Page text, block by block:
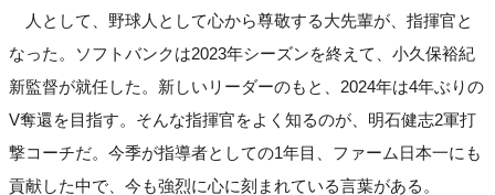
人として、野球人として心から尊敬する大先輩が、指揮官と
なった。ソフトバンクは2023年シーズンを終えて、小久保裕紀
新監督が就任した。新しいリーダーのもと、2024年は4年ぶりの
V奪還を目指す。そんな指揮官をよく知るのが、明石健志2軍打
撃コーチだ。今季が指導者としての1年目、ファーム日本一にも
貢献した中で、今も強烈に心に刻まれている言葉がある。